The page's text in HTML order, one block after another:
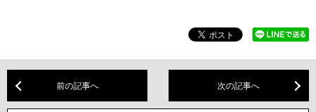
前の記事へ 次の記事へ